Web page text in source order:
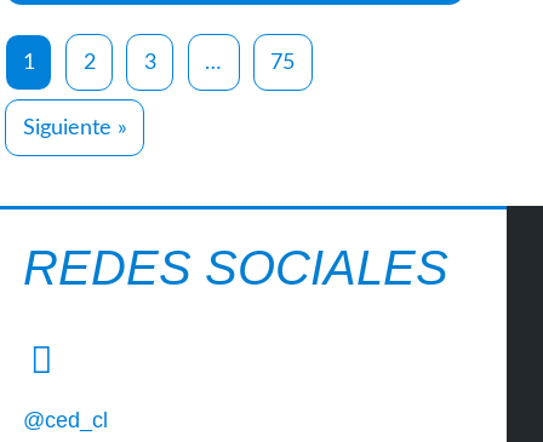
1 2 3 … 75
Siguiente »
REDES SOCIALES
@ced_cl